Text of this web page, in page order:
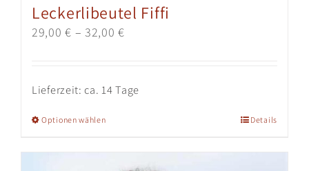
Leckerlibeutel Fiffi
29,00€ –32,00€
Lieferzeit:ca. 14 Tage
Optionen wählenDieses
Details